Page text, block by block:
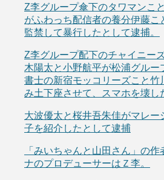
Z李グループ傘下のタワマンこ
がふわっち配信者の養分伊藤こ
監禁して暴行したとして逮捕。
Z李グループ配下のチャイニー
木陽太と小野航平が松浦グルー
書士の新宿モッコリーズこと竹
み土下座させて、スマホを壊し
大波優太と桜井吾朱佳がマレー
子を紹介したとして逮捕
「みいちゃんと山田さん」の
ナのプロデューサーはＺ李。